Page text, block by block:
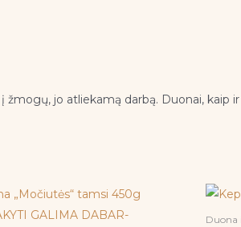
jo atliekamą darbą. Duonai, kaip
Duona